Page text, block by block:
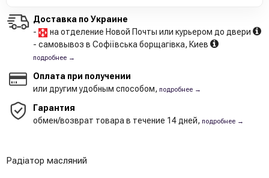
Доставка по Украине
-
на отделение Новой Почты или курьером до двери
- самовывоз в Софіївська борщагівка, Киев
подробнее →
Оплата при получении
или другим удобным способом, подробнее →
Гарантия
обмен/возврат товара в течение 14 дней, подробнее →
Радіатор масляний